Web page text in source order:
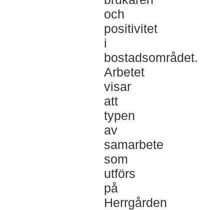
och
positivitet
i
bostadsområdet.
Arbetet
visar
att
typen
av
samarbete
som
utförs
på
Herrgården